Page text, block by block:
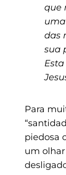
que
das
sua
Para
piedosa
um